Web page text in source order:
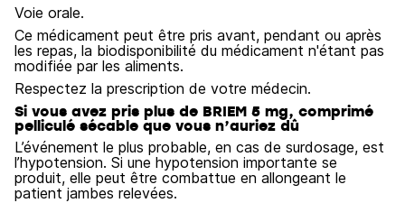
Voie orale.
Ce médicament peut être pris avant, pendant ou après
les repas, la biodisponibilité du médicament n'étant pas
modifiée par les aliments.
Respectez la prescription de votre médecin.
Si vous avez pris plus de BRIEM 5 mg, comprimé
pelliculé sécable que vous n’auriez dû
L’événement le plus probable, en cas de surdosage, est
l’hypotension. Si une hypotension importante se
produit, elle peut être combattue en allongeant le
patient jambes relevées.